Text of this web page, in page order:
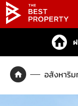
อสังหาริ